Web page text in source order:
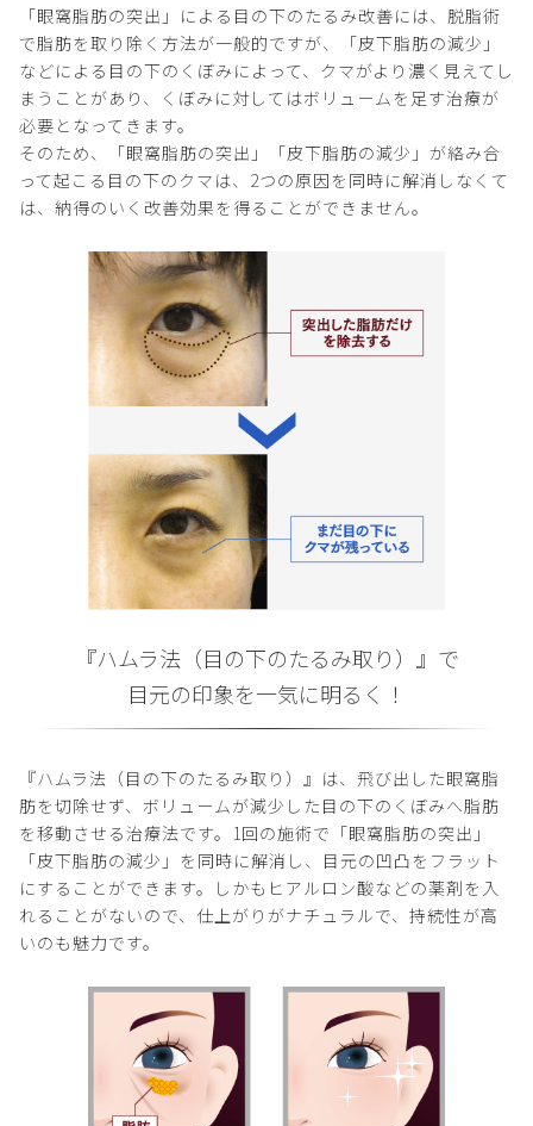
「眼窩脂肪の突出」による目の下のたるみ改善には、脱脂術
で脂肪を取り除く方法が一般的ですが、「皮下脂肪の減少」
などによる目の下のくぼみによって、クマがより濃く見えてし
まうことがあり、くぼみに対してはボリュームを足す治療が
必要となってきます。
そのため、「眼窩脂肪の突出」「皮下脂肪の減少」が絡み合
って起こる目の下のクマは、2つの原因を同時に解消しなくて
は、納得のいく改善効果を得ることができません。
『ハムラ法（目の下のたるみ取り）』で
目元の印象を一気に明るく！
『ハムラ法（目の下のたるみ取り）』は、飛び出した眼窩脂
肪を切除せず、ボリュームが減少した目の下のくぼみへ脂肪
を移動させる治療法です。1回の施術で「眼窩脂肪の突出」
「皮下脂肪の減少」を同時に解消し、目元の凹凸をフラット
にすることができます。しかもヒアルロン酸などの薬剤を入
れることがないので、仕上がりがナチュラルで、持続性が高
いのも魅力です。